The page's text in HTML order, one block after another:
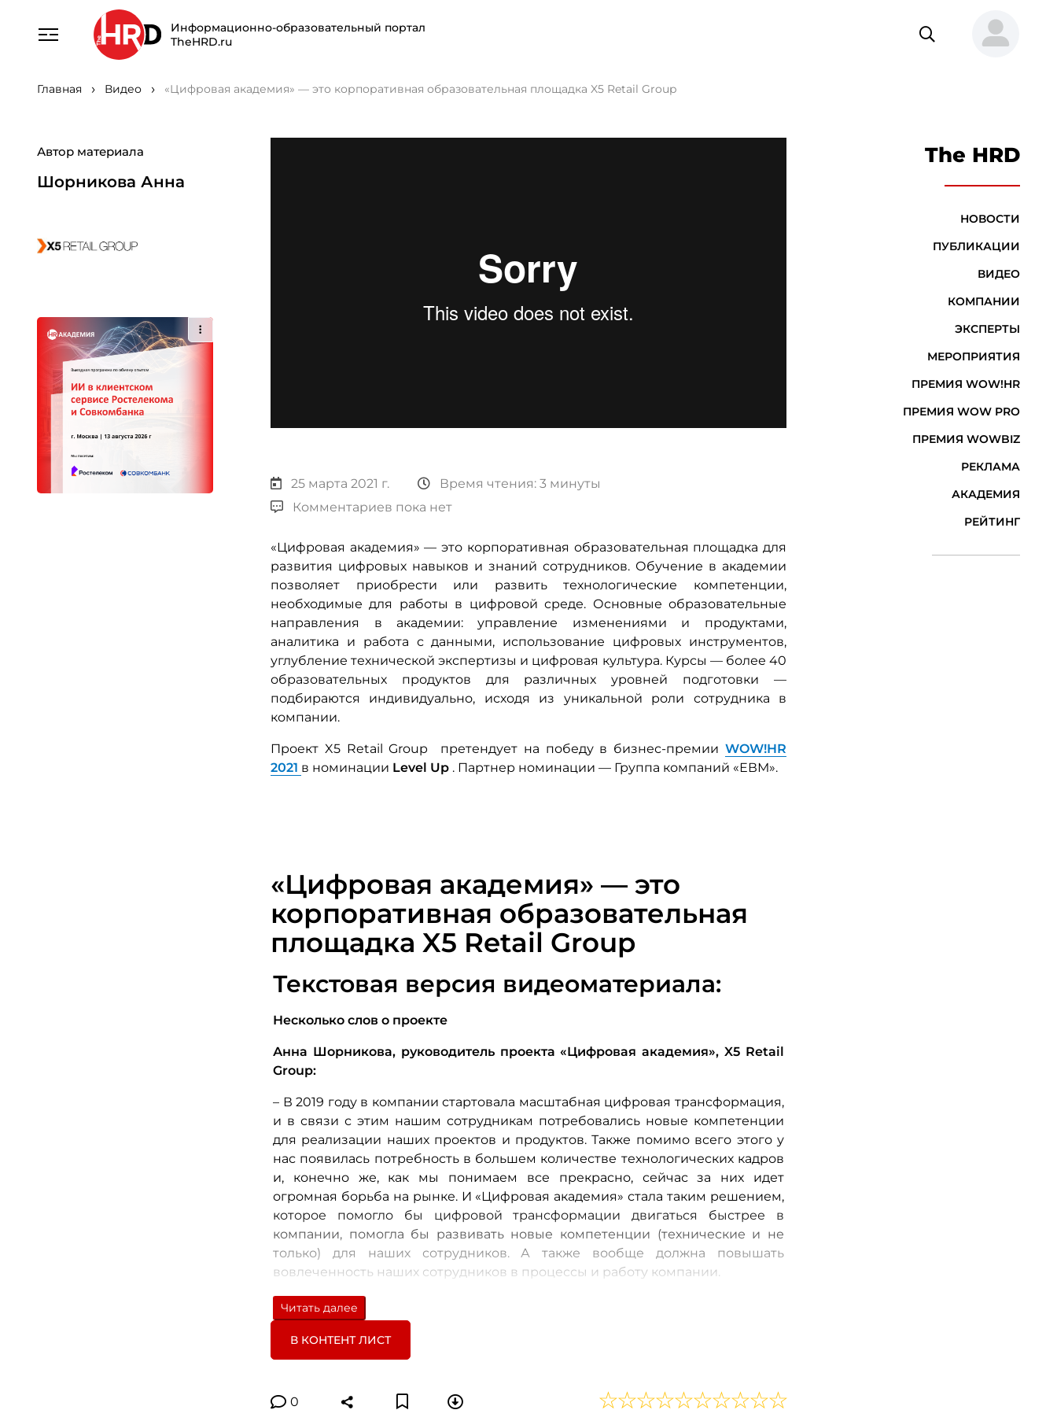
Информационно-образовательный портал
TheHRD.ru
Главная Видео «Цифровая академия» — это корпоративная образовательная площадка X5 Retail Group
Автор материала
Шорникова Анна
25 марта 2021 г.
Время чтения: 3 минуты
Комментариев пока нет
«Цифровая академия» — это корпоративная образовательная площадка для
развития цифровых навыков и знаний сотрудников. Обучение в академии
позволяет приобрести или развить технологические компетенции,
необходимые для работы в цифровой среде. Основные образовательные
направления в академии: управление изменениями и продуктами,
аналитика и работа с данными, использование цифровых инструментов,
углубление технической экспертизы и цифровая культура. Курсы — более 40
образовательных продуктов для различных уровней подготовки —
подбираются индивидуально, исходя из уникальной роли сотрудника в
компании.
Проект X5 Retail Group претендует на победу в бизнес-премии WOW!HR
2021 в номинации Level Up . Партнер номинации — Группа компаний «ЕВМ».
«Цифровая академия» — это
корпоративная образовательная
площадка X5 Retail Group
Текстовая версия видеоматериала:
Несколько слов о проекте
Анна Шорникова, руководитель проекта «Цифровая академия»,X5 Retail
Group:
– В 2019 году в компании стартовала масштабная цифровая трансформация,
и в связи с этим нашим сотрудникам потребовались новые компетенции
для реализации наших проектов и продуктов. Также помимо всего этого у
нас появилась потребность в большем количестве технологических кадров
и, конечно же, как мы понимаем все прекрасно, сейчас за них идет
огромная борьба на рынке. И «Цифровая академия» стала таким решением,
которое помогло бы цифровой трансформации двигаться быстрее в
компании, помогла бы развивать новые компетенции (технические и не
только) для наших сотрудников. А также вообще должна повышать
вовлеченность наших сотрудников в процессы и работу компании.
Особенности проекта
Масштабно «Цифровая академия» начала работать в 2020 году. Мы
сформировали для себя концепт такого «храма науки» с 5 основными
начиная от нашего топ-менеджмента и заканчивая нашим линейным
Читать далее
В КОНТЕНТ ЛИСТ
0
The HRD
НОВОСТИ
ПУБЛИКАЦИИ
ВИДЕО
КОМПАНИИ
ЭКСПЕРТЫ
МЕРОПРИЯТИЯ
ПРЕМИЯ WOW!HR
ПРЕМИЯ WOW PRO
ПРЕМИЯ WOWBIZ
РЕКЛАМА
АКАДЕМИЯ
РЕЙТИНГ